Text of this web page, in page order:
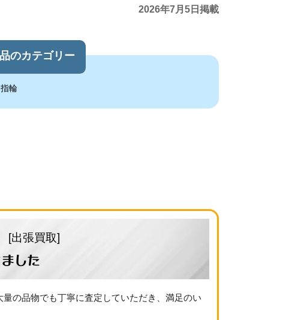
2026年7月5日掲載
のカテゴリー
輪
張買取]
した
の品物でも丁寧に査定していただき、満足のい